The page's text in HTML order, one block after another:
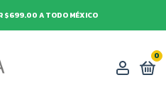
$699.00 A TODO MÉXICO
0